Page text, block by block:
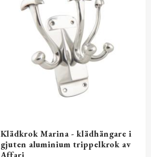
Klädkrok Marina - klädhängare i
gjuten aluminium trippelkrok av